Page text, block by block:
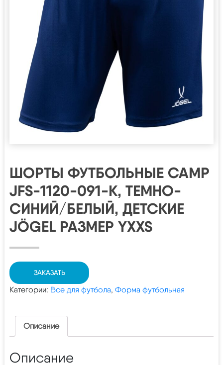
ШОРТЫ ФУТБОЛЬНЫЕ CAMP
JFS-1120-091-K, ТЕМНО-
СИНИЙ/БЕЛЫЙ, ДЕТСКИЕ
JÖGEL РАЗМЕР YXXS
ЗАКАЗАТЬ
Категории: Все для футбола, Форма футбольная
Описание
Описание